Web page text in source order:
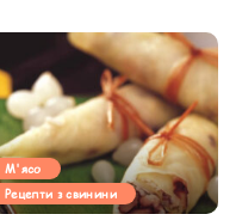
М'ясо
Рецепти з свинини